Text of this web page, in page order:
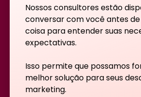
Nossos consultores estão
conversar com você antes
coisa para entender suas
expectativas.
Isso permite que possamos
melhor solução para seus
marketing.